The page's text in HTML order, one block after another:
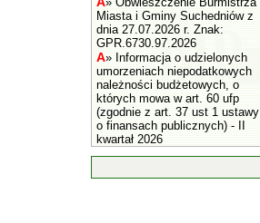
Miasta i Gminy Suchedniów z
dnia 27.07.2026 r. Znak:
GPR.6730.97.2026
A» Informacja o udzielonych
umorzeniach niepodatkowych
należności budżetowych, o
których mowa w art. 60 ufp
(zgodnie z art. 37 ust 1 ustawy
o finansach publicznych) - II
kwartał 2026